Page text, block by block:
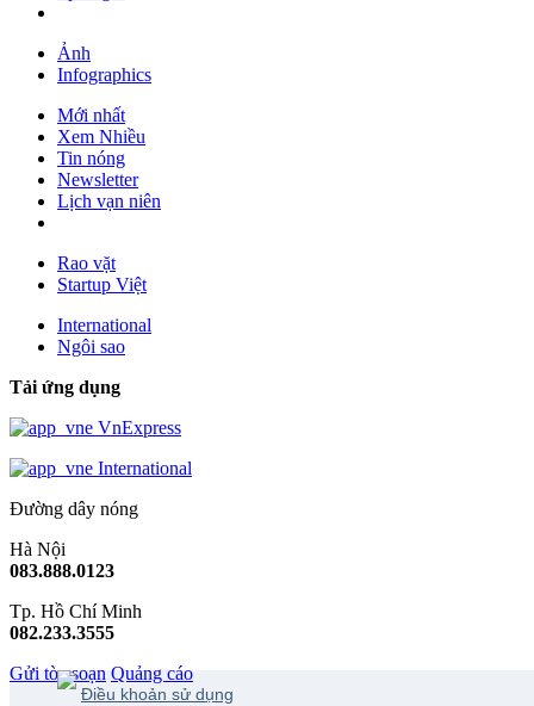
Ảnh
Infographics
Mới nhất
Xem Nhiều
Tin nóng
Newsletter
Lịch vạn niên
Rao vặt
Startup Việt
International
Ngôi sao
Tải ứng dụng
VnExpress
International
Đường dây nóng
Hà Nội
083.888.0123
Tp. Hồ Chí Minh
082.233.3555
Gửi tòa soạn Quảng cáo
Điều khoản sử dụng